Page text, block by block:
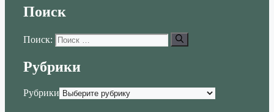
Поиск
Поиск:
Рубрики
Рубрики